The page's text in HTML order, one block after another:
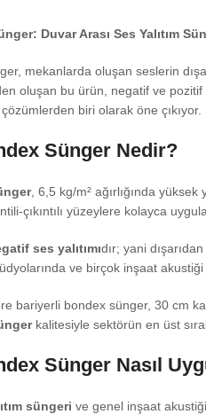
Duvar Arası Ses Yalıtım
mekanlarda oluşan seslerin
oluşan bu ürün, negatif ve
biri olarak öne çıkıyor.
Sünger Nedir?
, 6,5 kg/m² ağırlığında
çıkıntılı yüzeylere kolayca
ses yalıtımıdır; yani
ve birçok inşaat akustiği
bariyerli bondex sünger, 30 cm
kalitesiyle sektörün en üst
Sünger Nasıl
süngeri ve genel inşaat